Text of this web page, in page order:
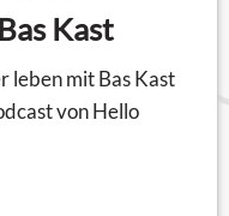
Kast
leben mit Bas Kast
von Hello